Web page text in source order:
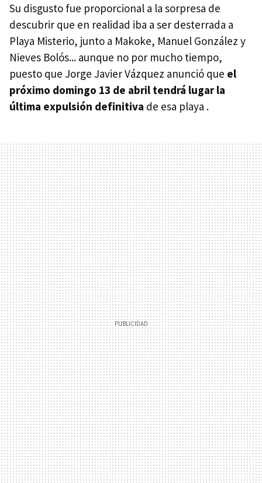
Su disgusto fue proporcional a la sorpresa de
descubrir que en realidad iba a ser desterrada a
Playa Misterio, junto a Makoke, Manuel González y
Nieves Bolós... aunque no por mucho tiempo,
puesto que Jorge Javier Vázquez anunció que el
próximo domingo 13 de abril tendrá lugar la
última expulsión definitiva de esa playa .